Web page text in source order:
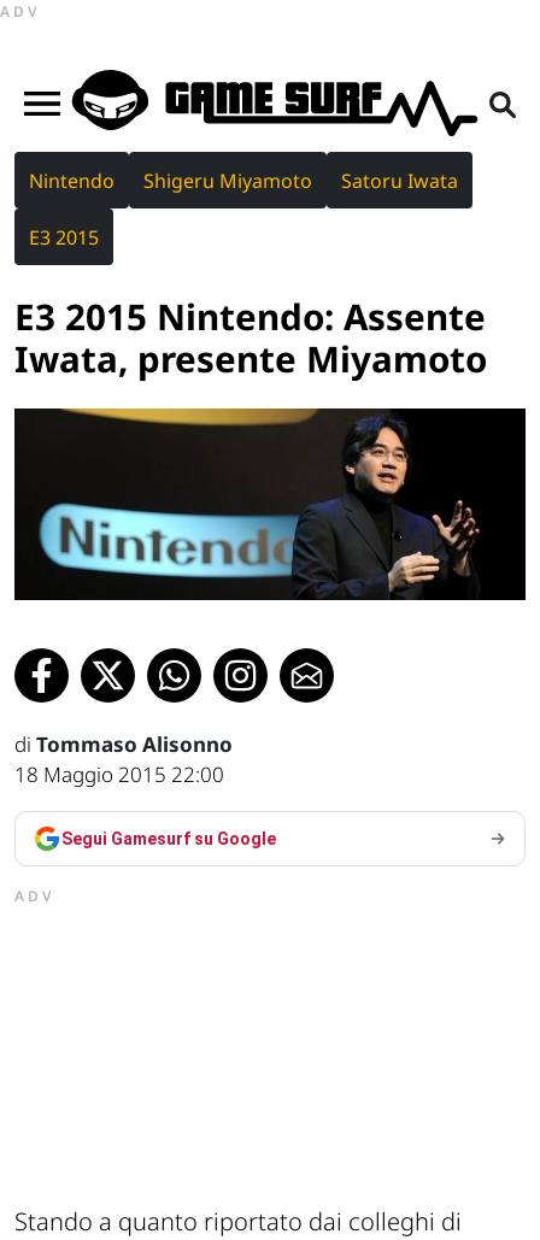
ADV
Nintendo Shigeru Miyamoto Satoru Iwata
E3 2015
E3 2015 Nintendo: Assente
Iwata, presente Miyamoto
di Tommaso Alisonno
18 Maggio 2015 22:00
Segui Gamesurf su Google
ADV
Stando a quanto riportato dai colleghi di